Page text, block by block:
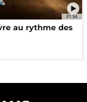
01:54
au rythme des